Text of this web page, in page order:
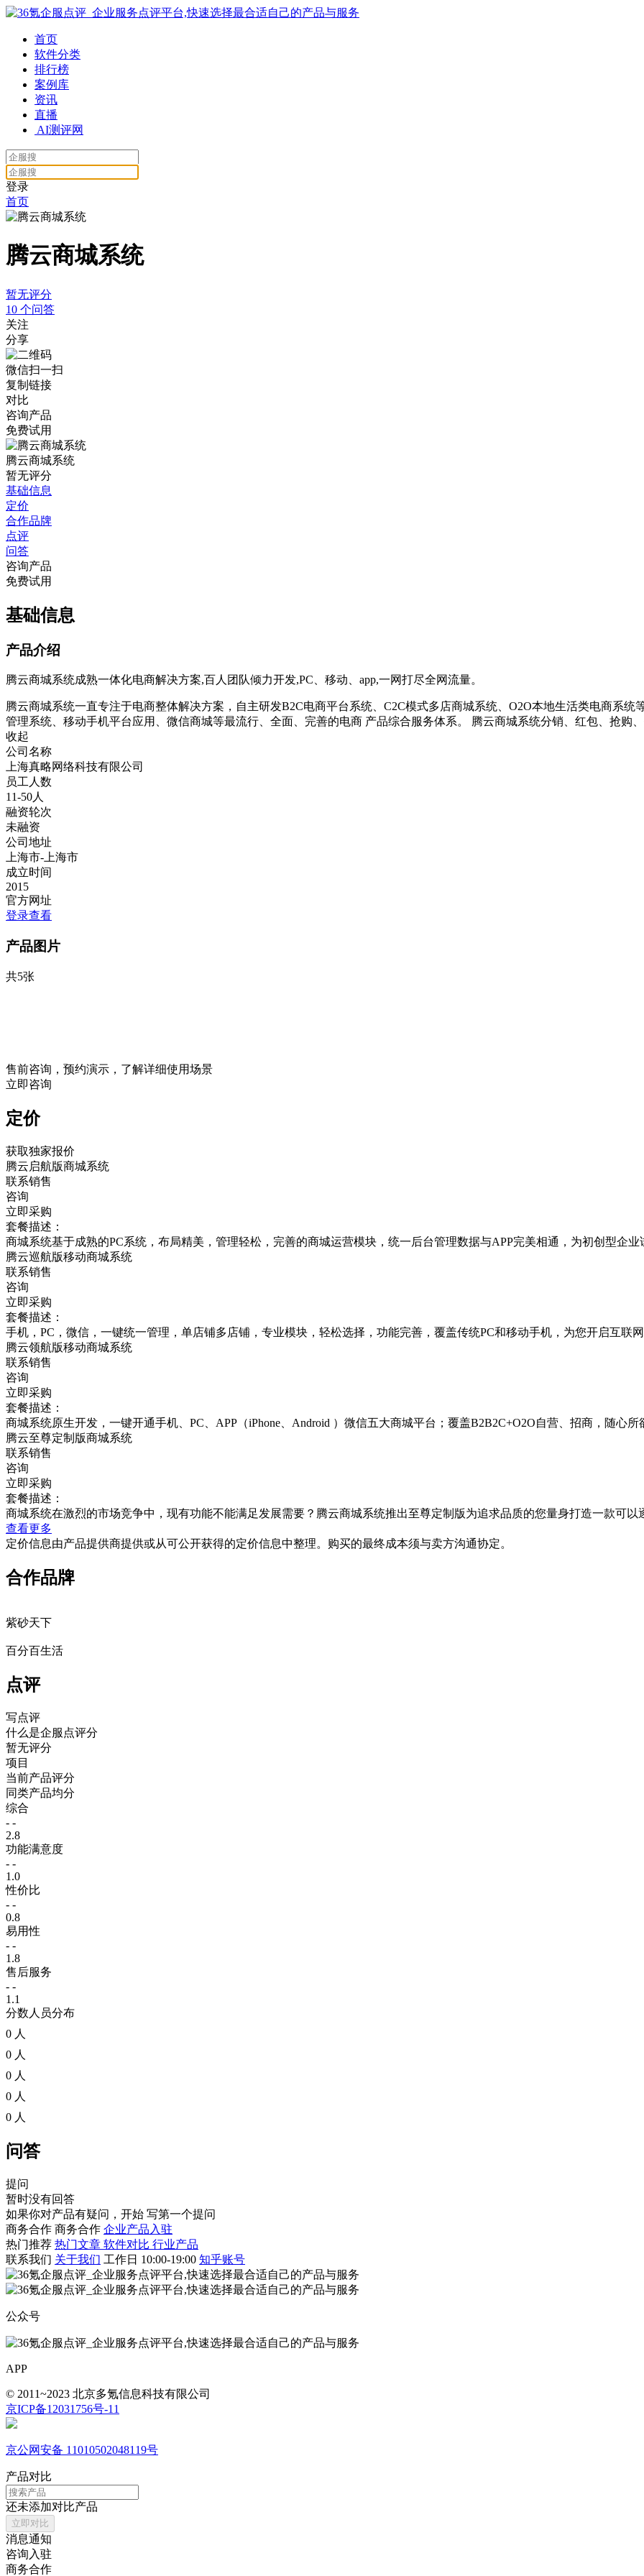
首页
软件分类
排行榜
案例库
资讯
直播
AI测评网
登录
首页
腾云商城系统
暂无评分
10 个问答
关注
分享
微信扫一扫
复制链接
对比
咨询产品
免费试用
腾云商城系统
暂无评分
基础信息
定价
合作品牌
点评
问答
咨询产品
免费试用
基础信息
产品介绍
腾云商城系统成熟一体化电商解决方案,百人团队倾力开发,PC、移动、app,一网打尽全网流量。
腾云商城系统一直专注于电商整体解决方案，自主研发B2C电商平台系统、C2C模式多店商城系统、O2O本地生活类电商系
管理系统、移动手机平台应用、微信商城等最流行、全面、完善的电商 产品综合服务体系。 腾云商城系统分销、红包、抢购
收起
公司名称
上海真略网络科技有限公司
员工人数
11-50人
融资轮次
未融资
公司地址
上海市-上海市
成立时间
2015
官方网址
登录查看
产品图片
共5张
售前咨询，预约演示，了解详细使用场景
立即咨询
定价
获取独家报价
腾云启航版商城系统
联系销售
咨询
立即采购
套餐描述：
商城系统基于成熟的PC系统，布局精美，管理轻松，完善的商城运营模块，统一后台管理数据与APP完美相通，为初创型企业
腾云巡航版移动商城系统
联系销售
咨询
立即采购
套餐描述：
手机，PC，微信，一键统一管理，单店铺多店铺，专业模块，轻松选择，功能完善，覆盖传统PC和移动手机，为您开启互联网
腾云领航版移动商城系统
联系销售
咨询
立即采购
套餐描述：
商城系统原生开发，一键开通手机、PC、APP（iPhone、Android ）微信五大商城平台；覆盖B2B2C+O2O自营、招商，随心所
腾云至尊定制版商城系统
联系销售
咨询
立即采购
套餐描述：
商城系统在激烈的市场竞争中，现有功能不能满足发展需要？腾云商城系统推出至尊定制版为追求品质的您量身打造一款可以
查看更多
定价信息由产品提供商提供或从可公开获得的定价信息中整理。购买的最终成本须与卖方沟通协定。
合作品牌
紫砂天下
百分百生活
点评
写点评
什么是企服点评分
暂无评分
项目
当前产品评分
同类产品均分
综合
- -
2.8
功能满意度
- -
1.0
性价比
- -
0.8
易用性
- -
1.8
售后服务
- -
1.1
分数人员分布
0 人
0 人
0 人
0 人
0 人
问答
提问
暂时没有回答
如果你对产品有疑问，开始 写第一个提问
商务合作 商务合作 企业产品入驻
热门推荐 热门文章 软件对比 行业产品
联系我们 关于我们 工作日 10:00-19:00 知乎账号
公众号
APP
© 2011~2023 北京多氪信息科技有限公司
京ICP备12031756号-11
京公网安备 11010502048119号
产品对比
还未添加对比产品
立即对比
消息通知
咨询入驻
商务合作